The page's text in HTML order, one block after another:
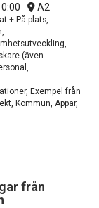
A2
+ På plats,
(även
Exempel från
Kommun, Appar,
från